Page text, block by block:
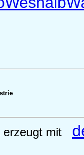
erzeugt mit